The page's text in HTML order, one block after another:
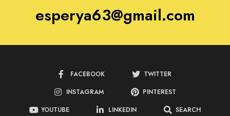
esperya63@gmail.com
FACEBOOK
TWITTER
INSTAGRAM
PINTEREST
YOUTUBE
LINKEDIN SEARCH